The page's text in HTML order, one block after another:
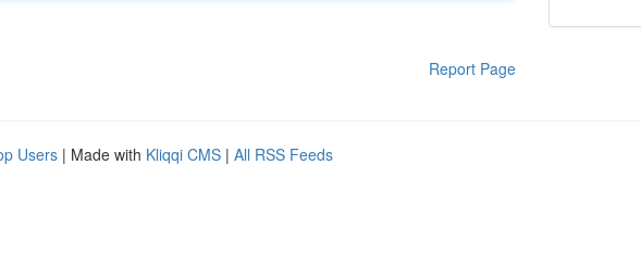
Report Page
Users | Made with Kliqqi CMS | All RSS Feeds